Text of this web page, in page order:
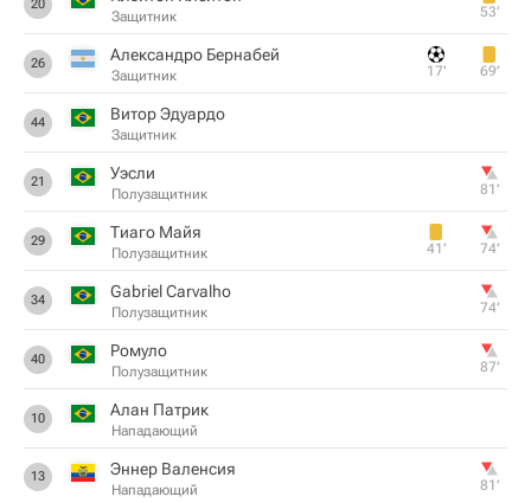
20
Защитник 53‎’‎
26 Александро Бернабей
Защитник 17‎’‎ 69‎’‎
44 Витор Эдуардо
Защитник
21 Уэсли
Полузащитник 81‎’‎
29 Тиаго Майя
Полузащитник 41‎’‎ 74‎’‎
34 Gabriel Carvalho
Полузащитник 74‎’‎
40 Ромуло
Полузащитник 87‎’‎
10 Алан Патрик
Нападающий
13 Эннер Валенсия
Нападающий 81‎’‎